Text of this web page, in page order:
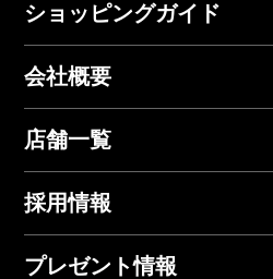
ショッピングガイド
会社概要
店舗一覧
採用情報
プレゼント情報